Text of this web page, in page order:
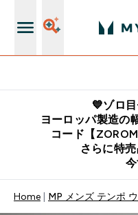
💙ゾロ
ヨーロッパ製造の
コード【
さらに特
Home MP メンズ テンポ